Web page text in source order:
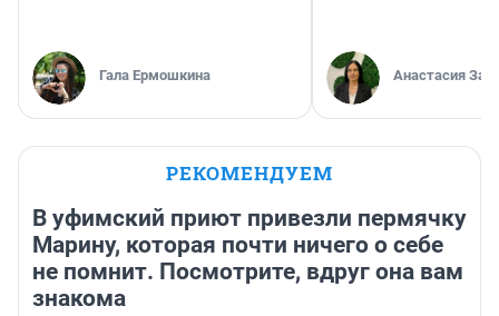
Гала Ермошкина Анастасия
РЕКОМЕНДУЕМ
В уфимский приют привезли пермячку
Марину, которая почти ничего о себе
не помнит. Посмотрите, вдруг она вам
знакома